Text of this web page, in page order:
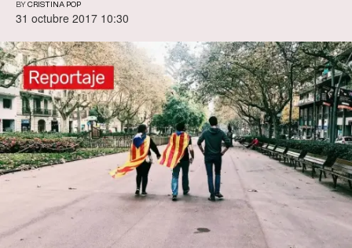
BY CRISTINA POP
31 octubre 2017 10:30